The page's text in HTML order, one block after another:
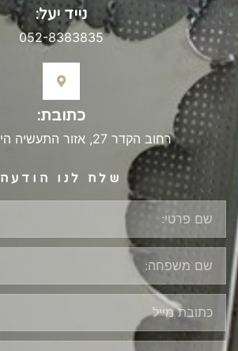
נייד יעל:
052-8383835
כתובת:
רחוב הקדר 27, אזור התעשיה הישן נתניה.
שלח לנו הודעה